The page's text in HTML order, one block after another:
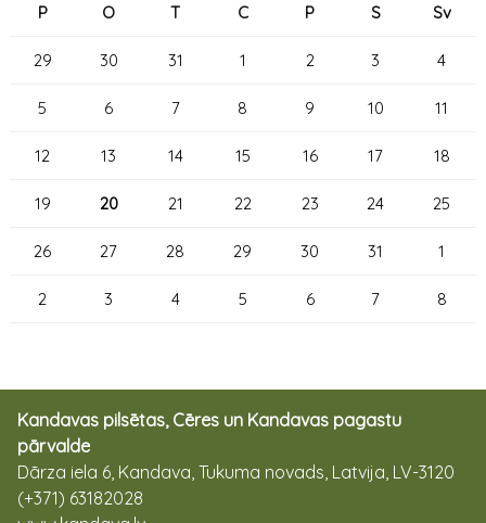
P O T C P S Sv
29 30 31 1 2 3 4
5 6 7 8 9 10 11
12 13 14 15 16 17 18
19 20 21 22 23 24 25
26 27 28 29 30 31 1
2 3 4 5 6 7 8
Kandavas pilsētas, Cēres un Kandavas pagastu
pārvalde
Dārza iela 6, Kandava, Tukuma novads, Latvija, LV-3120
(+371) 63182028